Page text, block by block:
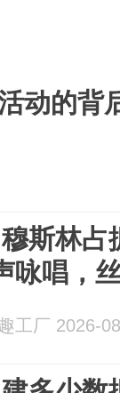
动的背
穆斯林占
咏唱，
工厂 2026-